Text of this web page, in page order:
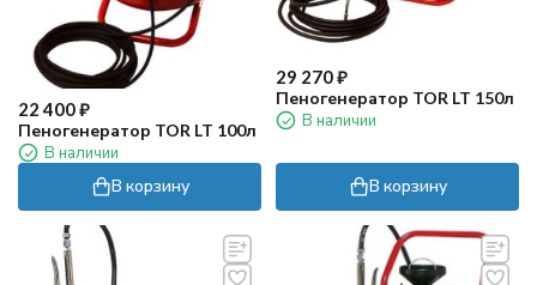
22 400₽
Пеногенератор TOR LT 100л
В наличии
В корзину
29 270₽
Пеногенератор TOR LT 150л
В наличии
В корзину